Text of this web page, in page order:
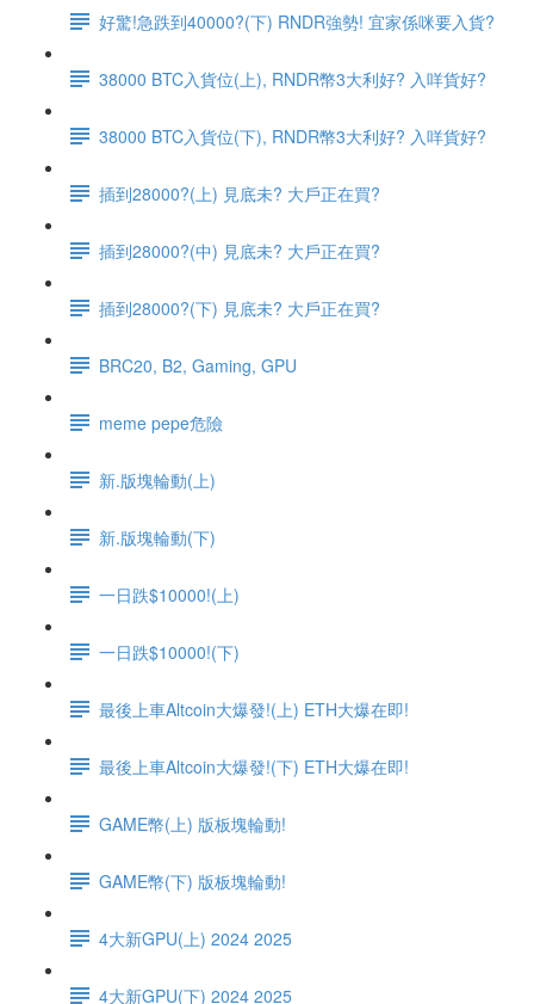
好驚!急跌到40000?(下) RNDR強勢! 宜家係咪要入貨?
38000 BTC入貨位(上), RNDR幣3大利好? 入咩貨好?
38000 BTC入貨位(下), RNDR幣3大利好? 入咩貨好?
插到28000?(上) 見底未? 大戶正在買?
插到28000?(中) 見底未? 大戶正在買?
插到28000?(下) 見底未? 大戶正在買?
BRC20, B2, Gaming, GPU
meme pepe危險
新.版塊輪動(上)
新.版塊輪動(下)
一日跌$10000!(上)
一日跌$10000!(下)
最後上車Altcoin大爆發!(上) ETH大爆在即!
最後上車Altcoin大爆發!(下) ETH大爆在即!
GAME幣(上) 版板塊輪動!
GAME幣(下) 版板塊輪動!
4大新GPU(上) 2024 2025
4大新GPU(下) 2024 2025